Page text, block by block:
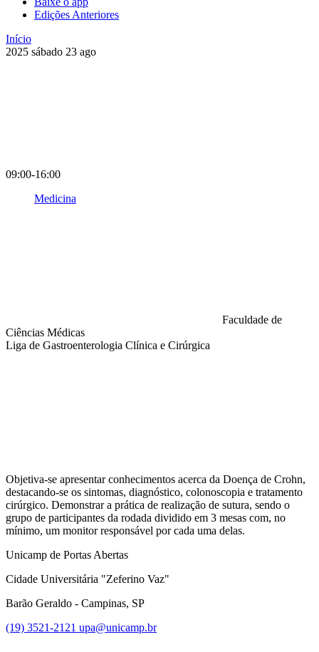
Edições Anteriores
Início
2025 sábado 23 ago
09:00-16:00
Medicina
Faculdade de
Ciências Médicas
Liga de Gastroenterologia Clínica e Cirúrgica
Objetiva-se apresentar conhecimentos acerca da Doença de Crohn,
destacando-se os sintomas, diagnóstico, colonoscopia e tratamento
cirúrgico. Demonstrar a prática de realização de sutura, sendo o
grupo de participantes da rodada dividido em 3 mesas com, no
mínimo, um monitor responsável por cada uma delas.
Unicamp de Portas Abertas
Cidade Universitária "Zeferino Vaz"
Barão Geraldo - Campinas, SP
(19) 3521-2121 upa@unicamp.br